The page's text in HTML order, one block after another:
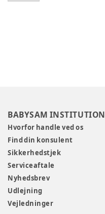
BABYSAM INSTITUTION
Hvorfor handle ved os
Find din konsulent
Sikkerhedstjek
Serviceaftale
Nyhedsbrev
Udlejning
Vejledninger